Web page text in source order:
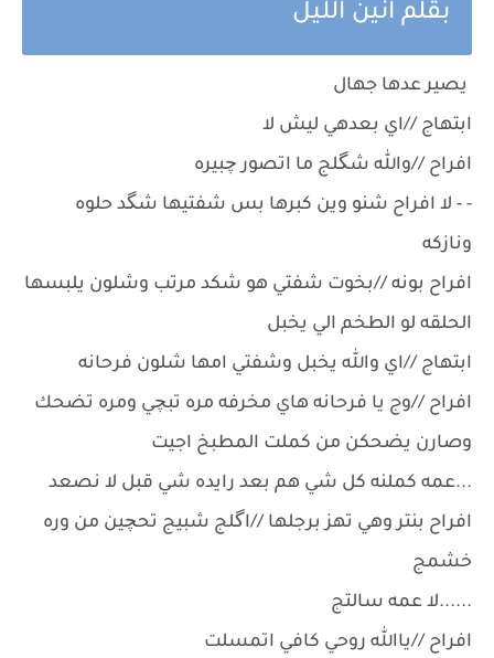
بقلم انين الليل
يصير عدها جهال
ابتهاج //اي بعدهي ليش لا
افراح //والله شگلج ما اتصور چبيره
- - لا افراح شنو وين كبرها بس شفتيها شگد حلوه
ونازكه
افراح بونه //بخوت شفتي هو شكد مرتب وشلون يلبسها
الحلقه لو الطخم الي يخبل
ابتهاج //اي والله يخبل وشفتي امها شلون فرحانه
افراح //وج يا فرحانه هاي مخرفه مره تبچي ومره تضحك
وصارن يضحكن من كملت المطبخ اجيت
...عمه كملنه كل شي هم بعد رايده شي قبل لا نصعد
افراح بنتر وهي تهز برجلها //اگلج شبيج تحچين من وره
خشمج
......لا عمه سالتج
افراح //ياالله روحي كافي اتمسلت